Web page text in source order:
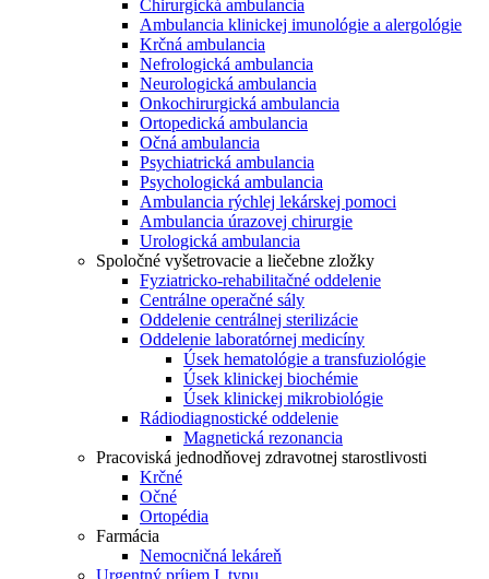
Chirurgická ambulancia
Ambulancia klinickej imunológie a alergológie
Krčná ambulancia
Nefrologická ambulancia
Neurologická ambulancia
Onkochirurgická ambulancia
Ortopedická ambulancia
Očná ambulancia
Psychiatrická ambulancia
Psychologická ambulancia
Ambulancia rýchlej lekárskej pomoci
Ambulancia úrazovej chirurgie
Urologická ambulancia
Spoločné vyšetrovacie a liečebne zložky
Fyziatricko-rehabilitačné oddelenie
Centrálne operačné sály
Oddelenie centrálnej sterilizácie
Oddelenie laboratórnej medicíny
Úsek hematológie a transfuziológie
Úsek klinickej biochémie
Úsek klinickej mikrobiológie
Rádiodiagnostické oddelenie
Magnetická rezonancia
Pracoviská jednodňovej zdravotnej starostlivosti
Krčné
Očné
Ortopédia
Farmácia
Nemocničná lekáreň
Urgentný príjem I. typu